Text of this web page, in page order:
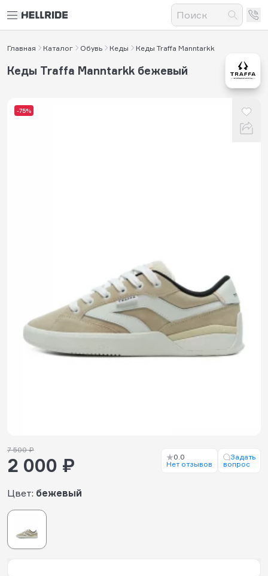
Главная Каталог Обувь Кеды Кеды Traffa Manntarkk
-75%
Кеды Traffa Manntarkk бежевый
Цвет: бежевый
7 500 ₽
2 000 ₽
0.0
Нет отзывов
Задать
вопрос